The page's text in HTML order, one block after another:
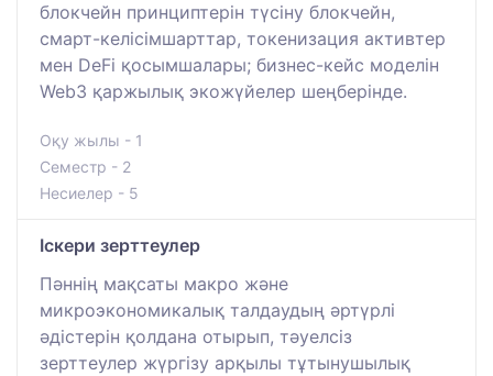
блокчейн принциптерін түсіну блокчейн,
смарт-келісімшарттар, токенизация активтер
мен DeFi қосымшалары; бизнес-кейс моделін
Web3 қаржылық экожүйелер шеңберінде.
Оқу жылы - 1
Семестр - 2
Несиелер - 5
Іскери зерттеулер
Пәннің мақсаты макро және
микроэкономикалық талдаудың әртүрлі
әдістерін қолдана отырып, тәуелсіз
зерттеулер жүргізу арқылы тұтынушылық